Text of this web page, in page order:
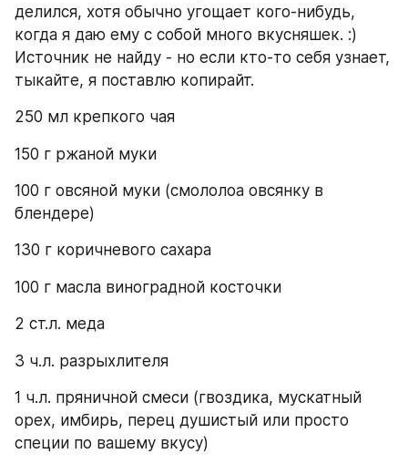
делился, хотя обычно угощает кого-нибудь,
когда я даю ему с собой много вкусняшек. :)
Источник не найду - но если кто-то себя узнает,
тыкайте, я поставлю копирайт.
250 мл крепкого чая
150 г ржаной муки
100 г овсяной муки (смололоа овсянку в
блендере)
130 г коричневого сахара
100 г масла виноградной косточки
2 ст.л. меда
3 ч.л. разрыхлителя
1 ч.л. пряничной смеси (гвоздика, мускатный
орех, имбирь, перец душистый или просто
специи по вашему вкусу)